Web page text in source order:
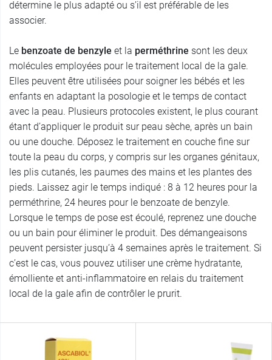
détermine le plus adapté ou s’il est préférable de les
associer.
Le benzoate de benzyle et la perméthrine sont les deux
molécules employées pour le traitement local de la gale.
Elles peuvent être utilisées pour soigner les bébés et les
enfants en adaptant la posologie et le temps de contact
avec la peau. Plusieurs protocoles existent, le plus courant
étant d’appliquer le produit sur peau sèche, après un bain
ou une douche. Déposez le traitement en couche fine sur
toute la peau du corps, y compris sur les organes génitaux,
les plis cutanés, les paumes des mains et les plantes des
pieds. Laissez agir le temps indiqué : 8 à 12 heures pour la
perméthrine, 24 heures pour le benzoate de benzyle.
Lorsque le temps de pose est écoulé, reprenez une douche
ou un bain pour éliminer le produit. Des démangeaisons
peuvent persister jusqu’à 4 semaines après le traitement. Si
c’est le cas, vous pouvez utiliser une crème hydratante,
émolliente et anti-inflammatoire en relais du traitement
local de la gale afin de contrôler le prurit.